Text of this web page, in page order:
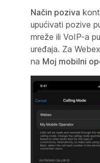
Način poziva
upućivati pozive
mreže ili VoIP-a
uređaja. Za
na Moj mobilni